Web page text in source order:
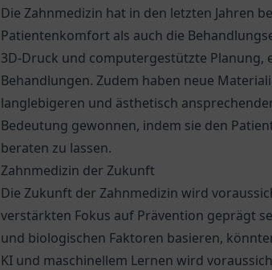
Die Zahnmedizin hat in den letzten Jahren
Patientenkomfort als auch die
3D-Druck und computergestützte
Behandlungen. Zudem haben neue
langlebigeren und ästhetisch
Bedeutung gewonnen, indem sie den
beraten zu lassen.
Zahnmedizin der Zukunft
Die Zukunft der Zahnmedizin wird
verstärkten Fokus auf Prävention geprägt
und biologischen Faktoren basieren,
KI und maschinellem Lernen wird